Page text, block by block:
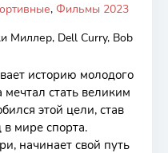
, Фильмы 2023
Миллер, Dell Curry, Bob
историю молодого
мечтал стать великим
этой цели, став
мире спорта.
начинает свой путь